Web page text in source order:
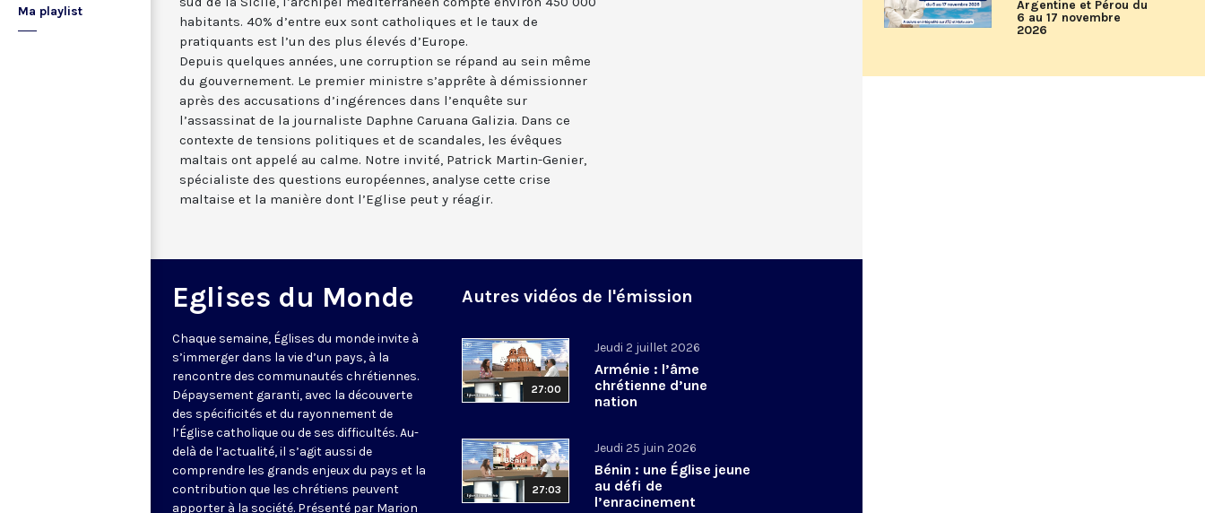
Ma playlist
habitants. 40% d’entre eux sont catholiques et le taux de
pratiquants est l’un des plus élevés d’Europe.
Depuis quelques années, une corruption se répand au sein même
du gouvernement. Le premier ministre s’apprête à démissionner
après des accusations d’ingérences dans l’enquête sur
l’assassinat de la journaliste Daphne Caruana Galizia. Dans ce
contexte de tensions politiques et de scandales, les évêques
maltais ont appelé au calme. Notre invité, Patrick Martin-Genier,
spécialiste des questions européennes, analyse cette crise
maltaise et la manière dont l’Eglise peut y réagir.
Eglises du Monde
Chaque semaine, Églises du monde invite à
s’immerger dans la vie d’un pays, à la
rencontre des communautés chrétiennes.
Dépaysement garanti, avec la découverte
des spécificités et du rayonnement de
l’Église catholique ou de ses difficultés. Au-
delà de l’actualité, il s’agit aussi de
comprendre les grands enjeux du pays et la
contribution que les chrétiens peuvent
apporter à la société. Présenté par Marion
Autres vidéos de l'émission
27:00
Jeudi 2 juillet 2026
Arménie : l’âme
chrétienne d’une
nation
27:03
Jeudi 25 juin 2026
Bénin : une Église jeune
au défi de
l’enracinement
Argentine et Pérou du
6 au 17 novembre
2026